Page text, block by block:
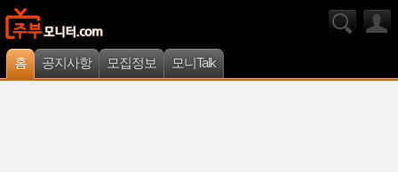
홈 공지사항 모집정보 모니Talk